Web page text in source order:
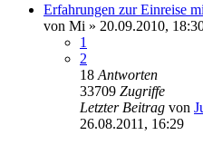
Erfahrungen zur Einreise
von Mi » 20.09.2010,
1
2
18 Antworten
33709 Zugriffe
Letzter Beitrag von
26.08.2011, 16:29